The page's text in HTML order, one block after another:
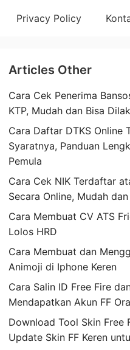
Privacy Policy
Articles Other
Cara Cek Penerima
KTP, Mudah dan Bisa
Cara Daftar DTKS Online
Syaratnya, Panduan
Pemula
Cara Cek NIK Terdaftar
Secara Online, Mudah
Cara Membuat CV ATS
Lolos HRD
Cara Membuat dan
Animoji di Iphone Keren
Cara Salin ID Free Fire
Mendapatkan Akun FF
Download Tool Skin Free
Update Skin FF Keren